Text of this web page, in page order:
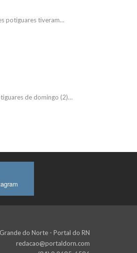
potiguares tiveram…
de domingo (2)…
do Norte - Portal do RN
redacao@portaldorn.com